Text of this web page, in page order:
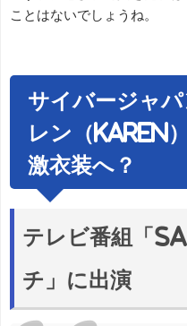
ことはないでしょうね。
サイバージャ
レン（KAREN
激衣装へ？
テレビ番組「
チ」に出演